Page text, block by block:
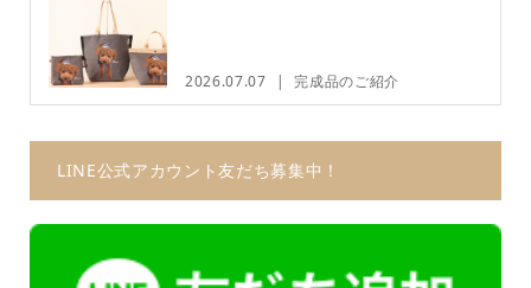
2026.07.07 完成品のご紹介
LINE公式アカウント友だち募集中！